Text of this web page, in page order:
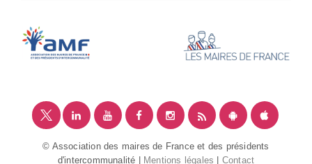
© Association des maires de France et des présidents
d'intercommunalité |
Mentions légales Contact